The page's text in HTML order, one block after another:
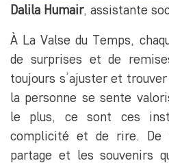
Dalila Humair, assistante
À La Valse du Temps,
de surprises et de
toujours s’ajuster et
la personne se sente
le plus, ce sont ces
complicité et de rire. De
partage et les souvenirs